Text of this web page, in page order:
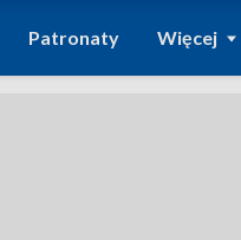
Patronaty Więcej